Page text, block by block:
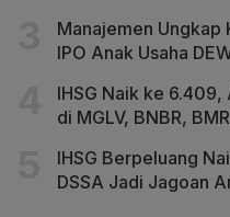
Manajemen Ungkap
IPO Anak Usaha
IHSG Naik ke
di MGLV, BNBR,
IHSG Berpeluang
DSSA Jadi Jagoan